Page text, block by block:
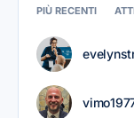
PIÙ RECENTI